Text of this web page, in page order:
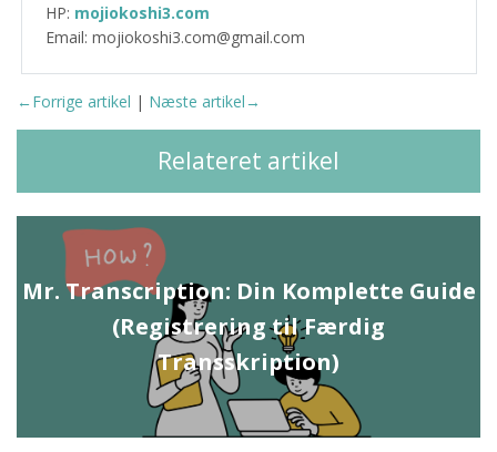
HP: mojiokoshi3.com
Email: mojiokoshi3.com@gmail.com
←Forrige artikel | Næste artikel→
Relateret artikel
Mr. Transcription: Din Komplette Guide
(Registrering til Færdig
Transskription)